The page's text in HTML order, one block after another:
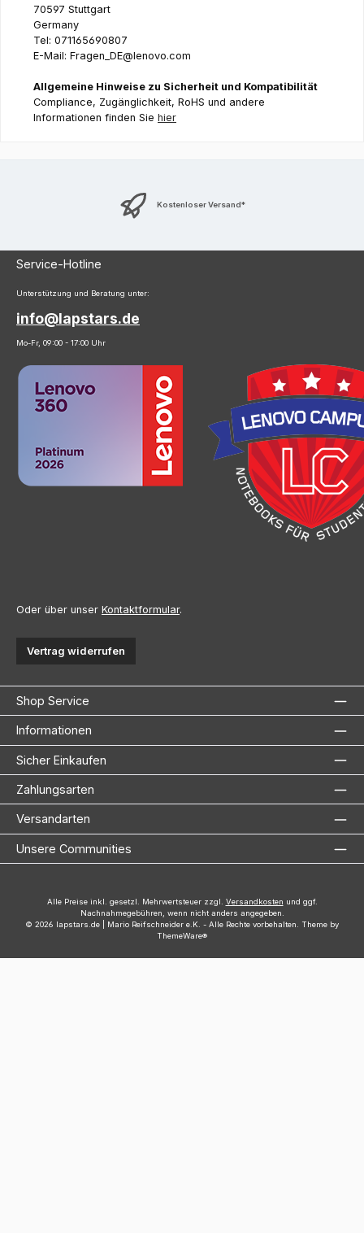
70597 Stuttgart
Germany
Tel: 071165690807
E-Mail: Fragen_DE@lenovo.com
Allgemeine Hinweise zu Sicherheit und Kompatibilität
Compliance, Zugänglichkeit, RoHS und andere
Informationen finden Sie hier
Kostenloser Versand*
Service-Hotline
Unterstützung und Beratung unter:
info@lapstars.de
Mo-Fr, 09:00 - 17:00 Uhr
Oder über unser Kontaktformular.
Vertrag widerrufen
Shop Service
Informationen
Sicher Einkaufen
Zahlungsarten
Versandarten
Unsere Communities
Alle Preise inkl. gesetzl. Mehrwertsteuer zzgl. Versandkosten und ggf.
Nachnahmegebühren, wenn nicht anders angegeben.
© 2026 lapstars.de | Mario Reifschneider e.K. - Alle Rechte vorbehalten. Theme by
ThemeWare®